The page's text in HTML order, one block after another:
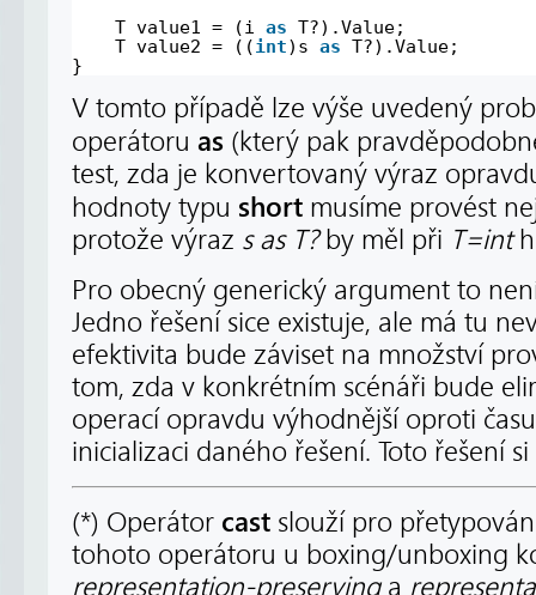
T value1 = (i as T?).Value;
T value2 = ((int)s as T?).Value;
}
V tomto případě lze výše uvedený
operátoru as (který pak
test, zda je konvertovaný výraz
hodnoty typu short musíme provést
protože výraz s as T?by měl při T=int
Pro obecný generický argument to
Jedno řešení sice existuje, ale má tu
efektivita bude záviset na množství
tom, zda v konkrétním scénáři bude
operací opravdu výhodnější oproti
inicializaci daného řešení. Toto řešení
(*) Operátor cast slouží pro
tohoto operátoru u boxing/unboxing
representation-preservinga